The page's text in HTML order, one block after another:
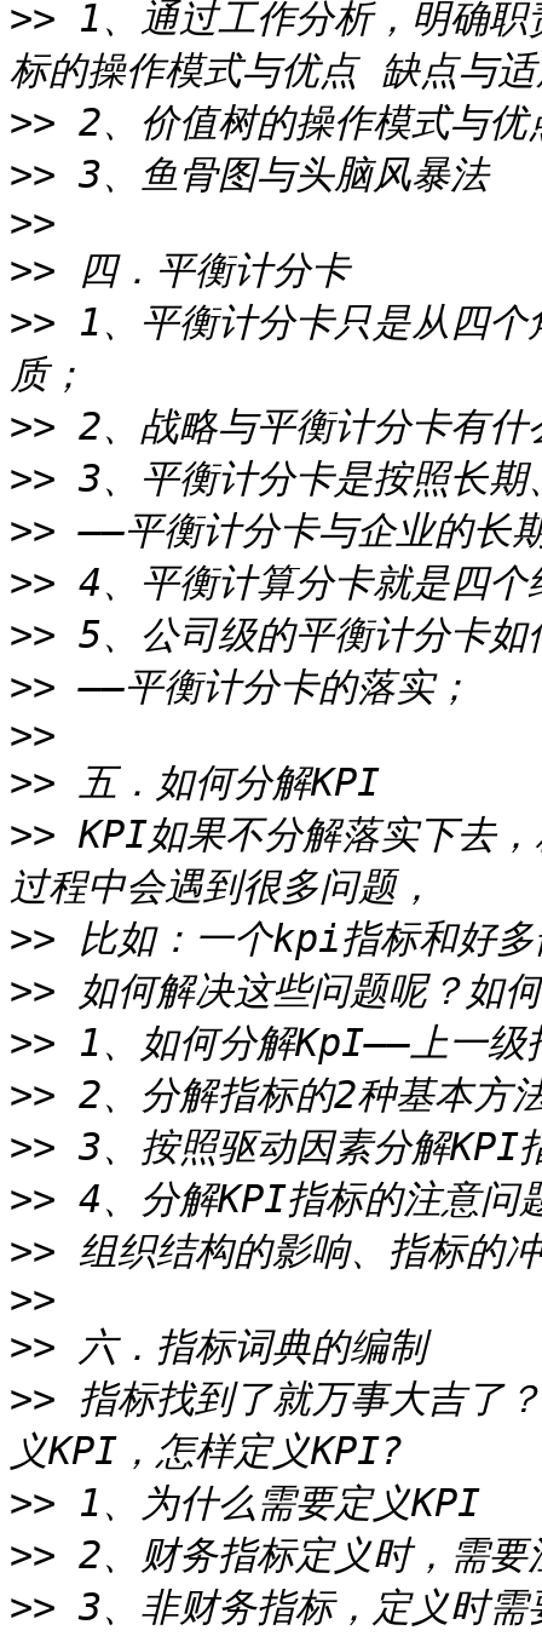
>> 1、通过工作分析，明确
>>
>>
>>
>>
>> 1、平衡计分卡只是从四
>>
>>
>>
>>
>>
>>
>>
>>
>> KPI如果不分解落实下去
>>
>>
>>
>>
>>
>>
>>
>>
>>
>> 指标找到了就万事大吉了
>>
>>
>>